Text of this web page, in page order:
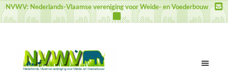
Door
naar
inhoud
Spring
naar
sidebar
Spring
naar
NVWV: Nederlands-Vlaamse vereniging voor Weide- en Voederbouw